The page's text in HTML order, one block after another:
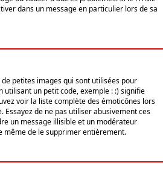
dans un message en particulier lors de sa
petites images qui sont utilisées pour
un petit code, exemple : :) signifie
voir la liste complète des émoticônes lors
Essayez de ne pas utiliser abusivement ces
un message illisible et un modérateur
même de le supprimer entièrement.